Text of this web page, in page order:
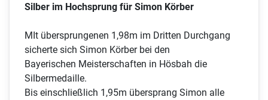
Silber im Hochsprung für Simon Körber
MIt übersprungenen 1,98m im Dritten Durchgang
sicherte sich Simon Körber bei den
Bayerischen Meisterschaften in Hösbah die
Silbermedaille.
Bis einschließlich 1,95m übersprang Simon alle